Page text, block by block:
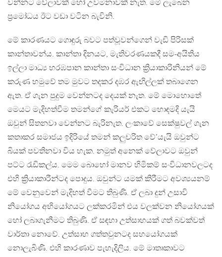
වන්නට වේලාවක් හෝ උවමනාවක් නැත. මේ ලැබෙන
ප්‍රමෝධය ඊට වඩා වටින බැවිනි.
මේ කාරණයට ගොඳුරු බවට පත්වූවන්ගෙන් වැඩි පිරිසක්
කාන්තාවන්ය. කාන්තා දිනයට, මැතිවරණයකදී සම-අයිතිය
ඉල්ලා මාධ්‍ය හරඹපාන කාන්තා සංවිධාන ක්‍රියාකාරිනියන් මේ
කරුණ හමුවේ තම මුවට තදකර දඹර ඇඟිල්ලක් තබාගෙන
ඇත. ඒ ගැන පුදුම වෙන්නටද දෙයක් නැත. මේ මොහොතේ
මෙයට මැදිහත්වීම තමන්ගේ කැරියර් එකට හොඳමදි යැයි
ඔවුන් සිතනවා වෙන්නට බැරිනැත. ලංකාවේ සෙක්ෂුවල් ගැන
කතාකර සමාජය ඉදිරියේ තමන් කලුචරිත වේ’යැයි ඔවුන්ට
බියක් පවතිනවා විය හැක. නමුත් අනෙක් වේලාවට ඔවුන්
පට්ට රැඩිකල්ය. මෙම බොහෝ මානව හිමිකම් සංවිධානවලටද
එහි ක්‍රියාකාරීන්ටද පොදුය. ඔවුන්ට යමක් කිරීමට අවශ්‍යයනම්
මේ වෙනුවෙන් මැදිහත් වීමට තිබුණි. ඒ ලබා දුන් උසාවි
නියෝගය අභියෝගයට ලක්කරමින් එය වලක්වන නියෝගයක්
හෝ ලබාගැනීමට තිබුණි. ඒ සඳහා උත්සාහයක් ගත් බවක්වත්
වාර්තා නොවේ. උත්සාහ ගත්තවුනටද සහයෝගයක්
නොලැබිණි. එහි කාරණාව පැහැදිලිය. මේ මාතෘකාවට